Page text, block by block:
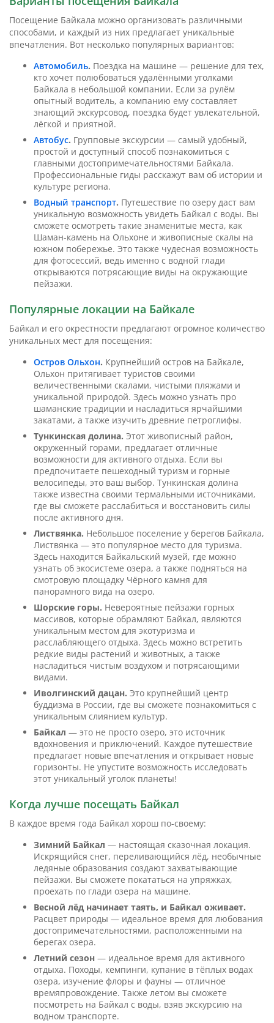
Посещение Байкала можно организовать различными
способами, и каждый из них предлагает уникальные
впечатления. Вот несколько популярных вариантов:
Автомобиль. Поездка на машине — решение для тех,
кто хочет полюбоваться удалёнными уголками
Байкала в небольшой компании. Если за рулём
опытный водитель, а компанию ему составляет
знающий экскурсовод, поездка будет увлекательной,
лёгкой и приятной.
Автобус. Групповые экскурсии — самый удобный,
простой и доступный способ познакомиться с
главными достопримечательностями Байкала.
Профессиональные гиды расскажут вам об истории и
культуре региона.
Водный транспорт. Путешествие по озеру даст вам
уникальную возможность увидеть Байкал с воды. Вы
сможете осмотреть такие знаменитые места, как
Шаман-камень на Ольхоне и живописные скалы на
южном побережье. Это также чудесная возможность
для фотосессий, ведь именно с водной глади
открываются потрясающие виды на окружающие
пейзажи.
Популярные локации на Байкале
Байкал и его окрестности предлагают огромное количество
уникальных мест для посещения:
Остров Ольхон. Крупнейший остров на Байкале,
Ольхон притягивает туристов своими
величественными скалами, чистыми пляжами и
уникальной природой. Здесь можно узнать про
шаманские традиции и насладиться ярчайшими
закатами, а также изучить древние петроглифы.
Тункинская долина. Этот живописный район,
окруженный горами, предлагает отличные
возможности для активного отдыха. Если вы
предпочитаете пешеходный туризм и горные
велосипеды, это ваш выбор. Тункинская долина
также известна своими термальными источниками,
где вы сможете расслабиться и восстановить силы
после активного дня.
Листвянка. Небольшое поселение у берегов Байкала,
Листвянка — это популярное место для туризма.
Здесь находится Байкальский музей, где можно
узнать об экосистеме озера, а также подняться на
смотровую площадку Чёрного камня для
панорамного вида на озеро.
Шорские горы. Невероятные пейзажи горных
массивов, которые обрамляют Байкал, являются
уникальным местом для экотуризма и
расслабляющего отдыха. Здесь можно встретить
редкие виды растений и животных, а также
насладиться чистым воздухом и потрясающими
видами.
Иволгинский дацан. Это крупнейший центр
буддизма в России, где вы сможете познакомиться с
уникальным слиянием культур.
Байкал — это не просто озеро, это источник
вдохновения и приключений. Каждое путешествие
предлагает новые впечатления и открывает новые
горизонты. Не упустите возможность исследовать
этот уникальный уголок планеты!
Когда лучше посещать Байкал
В каждое время года Байкал хорош по-своему:
Зимний Байкал — настоящая сказочная локация.
Искрящийся снег, переливающийся лёд, необычные
ледяные образования создают захватывающие
пейзажи. Вы сможете покататься на упряжках,
проехать по глади озера на машине.
Весной лёд начинает таять, и Байкал оживает.
Расцвет природы — идеальное время для любования
достопримечательностями, расположенными на
берегах озера.
Летний сезон — идеальное время для активного
отдыха. Походы, кемпинги, купание в тёплых водах
озера, изучение флоры и фауны — отличное
времяпровождение. Также летом вы сможете
посмотреть на Байкал с воды, взяв экскурсию на
водном транспорте.